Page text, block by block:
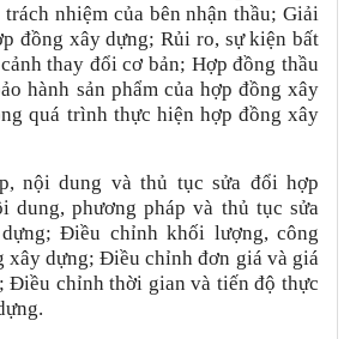
nhiệm của bên nhận thầu;Giải
đồng xây dựng;Rủi ro, sự kiện bất
thay đổi cơ bản; Hợp đồng thầu
hành sản phẩm của hợp đồng xây
quá trình thực hiện hợp đồng xây
nội dung và thủ tục sửa đổi hợp
dung, phương pháp và thủ tục sửa
Điều chỉnh khối lượng, công
xây dựng; Điều chỉnh đơn giá và giá
Điều chỉnh thời gian và tiến độ thực